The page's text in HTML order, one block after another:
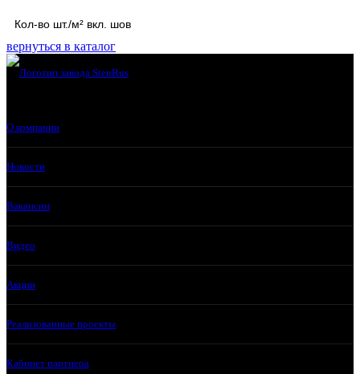
Кол-во шт./м² вкл. шов
вернуться в каталог
О компании
Новости
Вакансии
Видео
Акции
Реализованные проекты
Кабинет партнера